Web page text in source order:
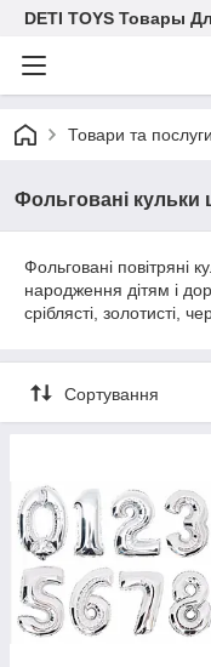
DETI TOYS Товары
Товари та послуги
Фольговані кульки
Фольговані повітряні
народження дітям і
сріблясті, золотисті,
Сортування